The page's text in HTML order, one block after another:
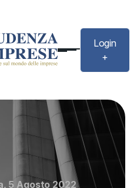
Login
+
5 Agosto 2022